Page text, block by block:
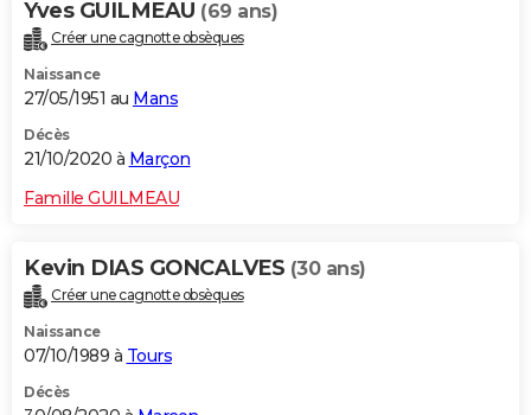
Yves GUILMEAU (69 ans)
Créer une cagnotte obsèques
Naissance
27/05/1951 au Mans
Décès
21/10/2020 à Marçon
Famille GUILMEAU
Kevin DIAS GONCALVES (30 ans)
Créer une cagnotte obsèques
Naissance
07/10/1989 à Tours
Décès